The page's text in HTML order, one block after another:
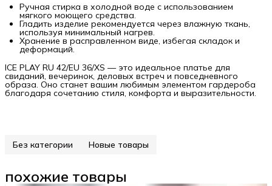
Ручная стирка в холодной воде с использованием
мягкого моющего средства.
Гладить изделие рекомендуется через влажную ткань,
используя минимальный нагрев.
Хранение в расправленном виде, избегая складок и
деформаций.
ICE PLAY RU 42/EU 36/XS — это идеальное платье для
свиданий, вечеринок, деловых встреч и повседневного
образа. Оно станет вашим любимым элементом гардероба
благодаря сочетанию стиля, комфорта и выразительности.
Без категории Новые товары
похожие товары